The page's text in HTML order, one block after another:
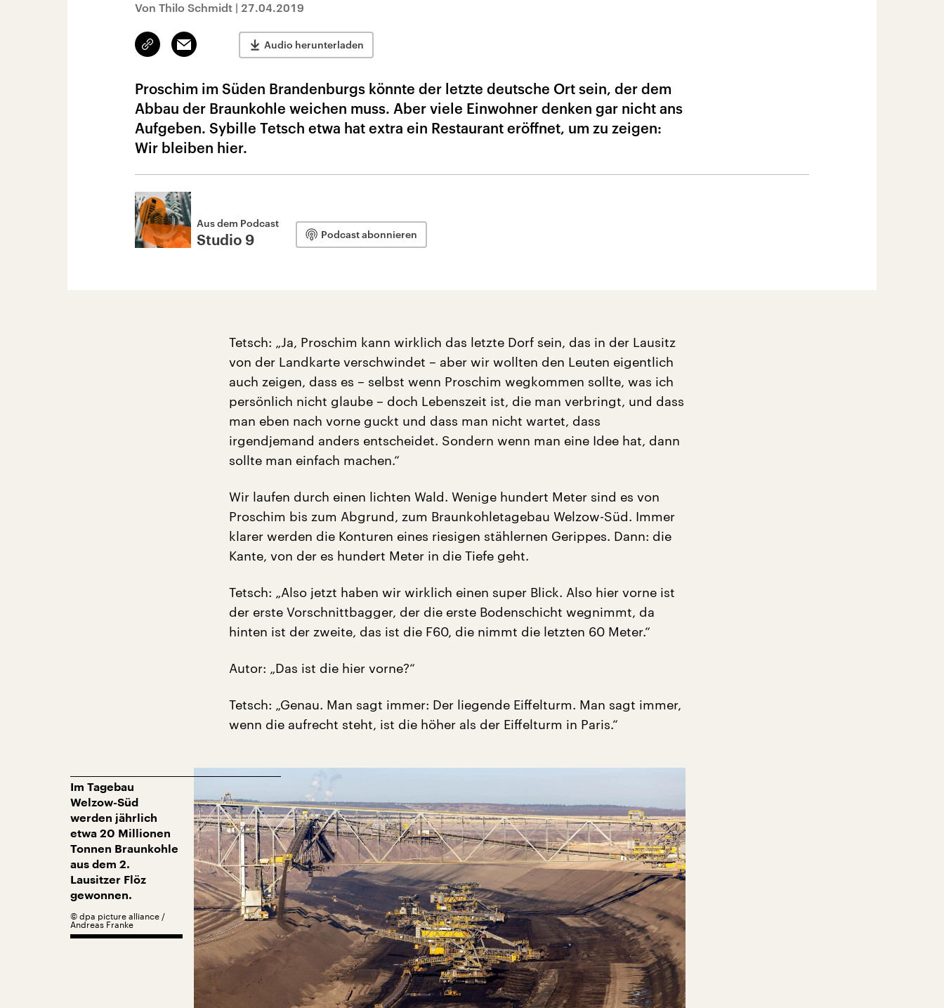
Von Thilo Schmidt | 27.04.2019
Link
kopieren/teilen
Email Audio herunterladen
Proschim im Süden Brandenburgs könnte der letzte deutsche Ort sein, der dem
Abbau der Braunkohle weichen muss. Aber viele Einwohner denken gar nicht ans
Aufgeben. Sybille Tetsch etwa hat extra ein Restaurant eröffnet, um zu zeigen:
Wir bleiben hier.
Aus dem Podcast
Studio 9 Podcast abonnieren
Tetsch: „Ja, Proschim kann wirklich das letzte Dorf sein, das in der Lausitz
von der Landkarte verschwindet – aber wir wollten den Leuten eigentlich
auch zeigen, dass es – selbst wenn Proschim wegkommen sollte, was ich
persönlich nicht glaube – doch Lebenszeit ist, die man verbringt, und dass
man eben nach vorne guckt und dass man nicht wartet, dass
irgendjemand anders entscheidet. Sondern wenn man eine Idee hat, dann
sollte man einfach machen.“
Wir laufen durch einen lichten Wald. Wenige hundert Meter sind es von
Proschim bis zum Abgrund, zum Braunkohletagebau Welzow-Süd. Immer
klarer werden die Konturen eines riesigen stählernen Gerippes. Dann: die
Kante, von der es hundert Meter in die Tiefe geht.
Tetsch: „Also jetzt haben wir wirklich einen super Blick. Also hier vorne ist
der erste Vorschnittbagger, der die erste Bodenschicht wegnimmt, da
hinten ist der zweite, das ist die F60, die nimmt die letzten 60 Meter.“
Autor: „Das ist die hier vorne?“
Tetsch: „Genau. Man sagt immer: Der liegende Eiffelturm. Man sagt immer,
wenn die aufrecht steht, ist die höher als der Eiffelturm in Paris.“
Im Tagebau
Welzow-Süd
werden jährlich
etwa 20 Millionen
Tonnen Braunkohle
aus dem 2.
Lausitzer Flöz
gewonnen.
© dpa picture alliance /
Andreas Franke